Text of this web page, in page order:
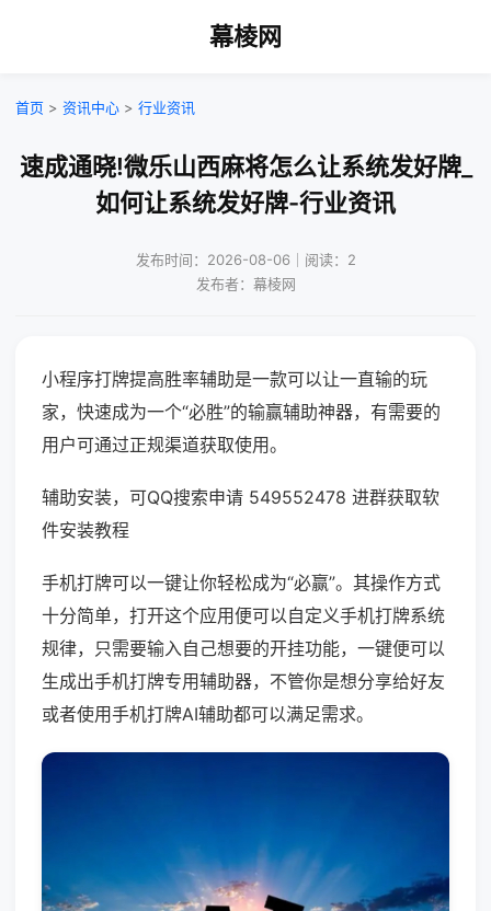
幕棱网
首页 > 资讯中心 > 行业资讯
速成通晓!微乐山西麻将怎么让系统发好牌_
如何让系统发好牌-行业资讯
发布时间：2026-08-06｜阅读：2
发布者：幕棱网
小程序打牌提高胜率辅助是一款可以让一直输的玩
家，快速成为一个“必胜”的输赢辅助神器，有需要的
用户可通过正规渠道获取使用。
辅助安装，可QQ搜索申请 549552478 进群获取软
件安装教程
手机打牌可以一键让你轻松成为“必赢”。其操作方式
十分简单，打开这个应用便可以自定义手机打牌系统
规律，只需要输入自己想要的开挂功能，一键便可以
生成出手机打牌专用辅助器，不管你是想分享给好友
或者使用手机打牌AI辅助都可以满足需求。